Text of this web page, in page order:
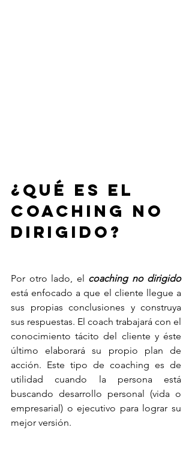
¿Qué es el
coaching no
dirigido?
Por otro lado, el coaching no dirigido
está enfocado a que el cliente llegue a
sus propias conclusiones y construya
sus respuestas. El coach trabajará con el
conocimiento tácito del cliente y éste
último elaborará su propio plan de
acción. Este tipo de coaching es de
utilidad cuando la persona está
buscando desarrollo personal (vida o
empresarial) o ejecutivo para lograr su
mejor versión.